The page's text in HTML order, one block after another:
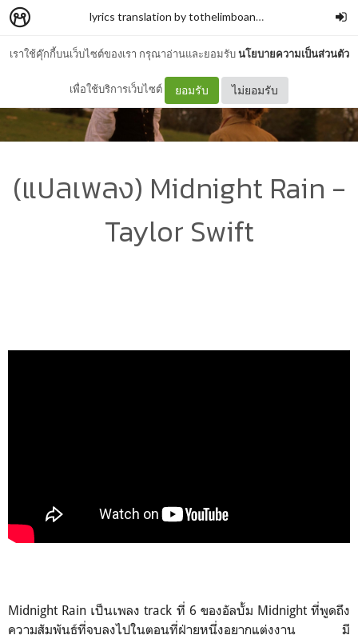
เราใช้คุ๊กกี้บนเว็บไซต์ของเรา กรุณาอ่านและยอมรับนโยบายความเป็นส่วนตัว
เพื่อใช้บริการเว็บไซต์ ยอมรับ ไม่ยอมรับ
lyrics translation by tothelimboandneverback
(แปลเพลง) Midnight Rain -
Taylor Swift
Midnight Rain เป็นเพลง track ที่ 6 ของอัลบั้ม Midnight ที่พูดถึง
ความสัมพันธ์ที่จบลงไปในตอนที่ฝ่ายหนึ่งอยากแต่งงาน มี